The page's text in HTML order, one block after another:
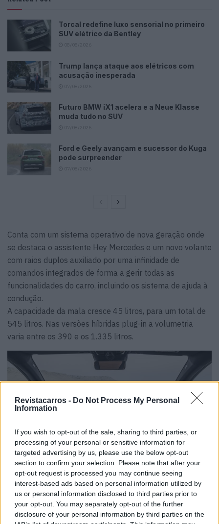
Revistacarros - Do Not Process My Personal
Information
If you wish to opt-out of the sale, sharing to third parties, or
processing of your personal or sensitive information for
targeted advertising by us, please use the below opt-out
section to confirm your selection. Please note that after your
opt-out request is processed you may continue seeing
interest-based ads based on personal information utilized by
us or personal information disclosed to third parties prior to
your opt-out. You may separately opt-out of the further
disclosure of your personal information by third parties on the
Torcal redefine luxo sensorial no primeiro
SUV elétrico da Bentley
Trump lança ataque aos elétricos com
acusação inesperada
Futuro BMW iX1 acelera e a Neue Klasse
muda tudo no SUV
Ford e Geely avançam e sucessor do Kuga
pode surpreender
Conta com um sistema operativo de nova geração onde
se destaca o assistente Hey Mercedes e um novo volante
com raios duplos auxiliado por uma infinidade de
comandos integrados de forma a gerir todas as
funcionalidades do carro, incluindo os sistema de ajuda à
condução.
A capacidade da mala cresce 45 litros, para um total de
545 litros. Nas versões híbridas plug-in a volumetria
varia entre os 390 e os 1.335 litros.
O restyling ainda inclui a adição de sistemas eletrificados
em todas as versões da gama GLC Coupé. Há opções